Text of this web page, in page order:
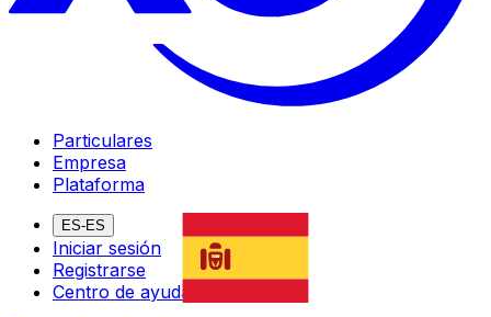
Particulares
Empresa
Plataforma
ES-ES
Iniciar sesión
Registrarse
Centro de ayuda